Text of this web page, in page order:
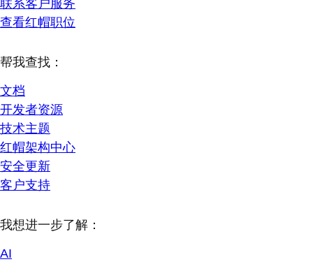
联系客户服务
查看红帽职位
帮我查找：
文档
开发者资源
技术主题
红帽架构中心
安全更新
客户支持
我想进一步了解：
AI